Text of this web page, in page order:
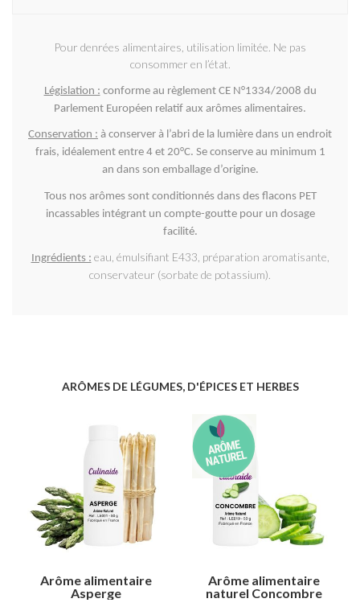
Pour denrées alimentaires, utilisation limitée. Ne pas
consommer en l’état.
Législation : conforme au règlement CE N°1334/2008 du
Parlement Européen relatif aux arômes alimentaires.
Conservation : à conserver à l’abri de la lumière dans un endroit
frais, idéalement entre 4 et 20°C. Se conserve au minimum 1
an dans son emballage d’origine.
Tous nos arômes sont conditionnés dans des flacons PET
incassables intégrant un compte-goutte pour un dosage
facilité.
Ingrédients : eau, émulsifiant E433, préparation aromatisante,
conservateur (sorbate de potassium).
ARÔMES DE LÉGUMES, D'ÉPICES ET HERBES
Arôme alimentaire
Asperge
Arôme alimentaire
naturel Concombre